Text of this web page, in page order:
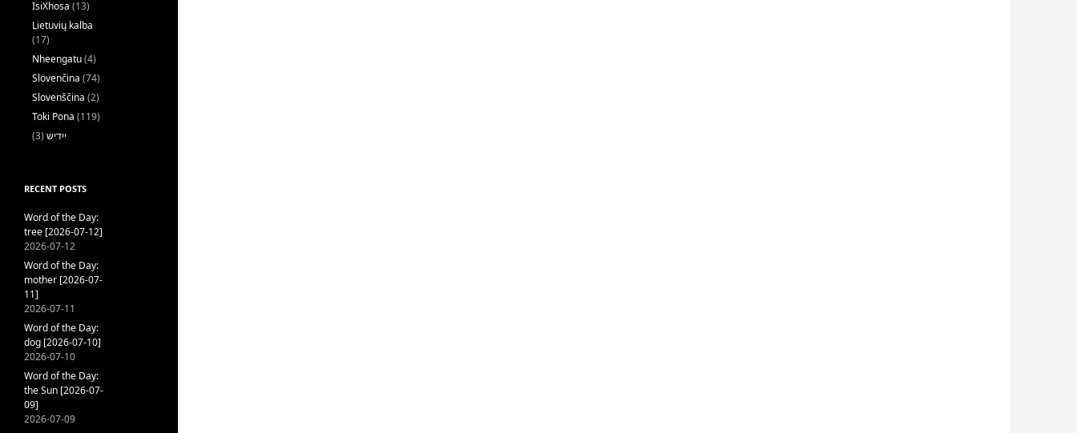
IsiXhosa (13)
Lietuvių kalba
(17)
Nheengatu(4)
Slovenčina (74)
Slovenščina (2)
Toki Pona (119)
ייִדיש (3)
RECENT POSTS
Word of the Day:
tree [2026-07-12]
2026-07-12
Word of the Day:
mother [2026-07-
11]
2026-07-11
Word of the Day:
dog [2026-07-10]
2026-07-10
Word of the Day:
the Sun [2026-07-
09]
2026-07-09